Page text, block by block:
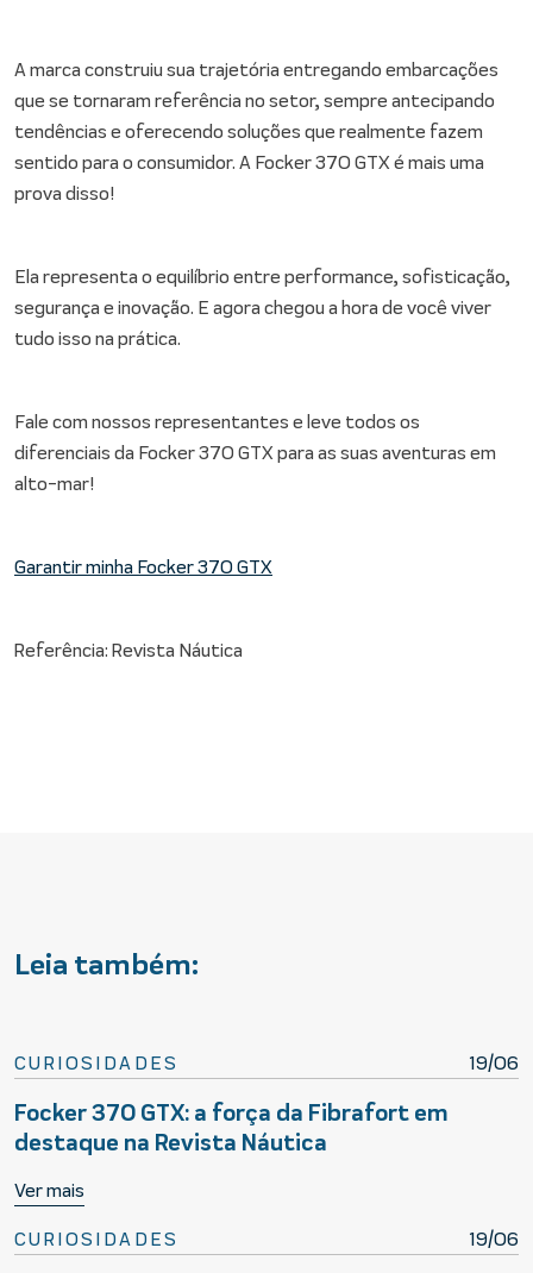
A marca construiu sua trajetória entregando embarcações
que se tornaram referência no setor, sempre antecipando
tendências e oferecendo soluções que realmente fazem
sentido para o consumidor. A Focker 370 GTX é mais uma
prova disso!
Ela representa o equilíbrio entre performance, sofisticação,
segurança e inovação. E agora chegou a hora de você viver
tudo isso na prática.
Fale com nossos representantes e leve todos os
diferenciais da Focker 370 GTX para as suas aventuras em
alto-mar!
Garantir minha Focker 370 GTX
Referência: Revista Náutica
Leia também:
CURIOSIDADES 19/06
Focker 370 GTX: a força da Fibrafort em
destaque na Revista Náutica
Ver mais
CURIOSIDADES 19/06